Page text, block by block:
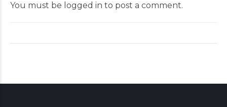
You must be logged in to post a comment.